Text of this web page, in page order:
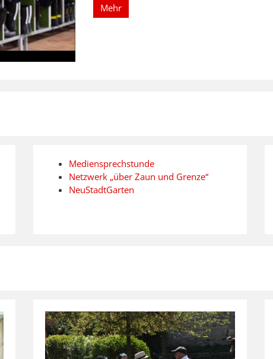
Mehr
Mediensprechstunde
Netzwerk „über Zaun und Grenze“
NeuStadtGarten